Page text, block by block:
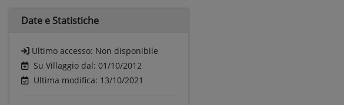
Date e Statistiche
Ultimo accesso: Non disponibile
Su Villaggio dal: 01/10/2012
Ultima modifica: 13/10/2021